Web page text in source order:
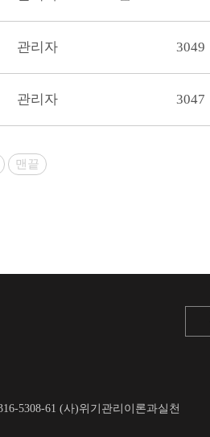
관리자 3049
관리자 3047
맨끝
5308-61 (사)위기관리이론과실천